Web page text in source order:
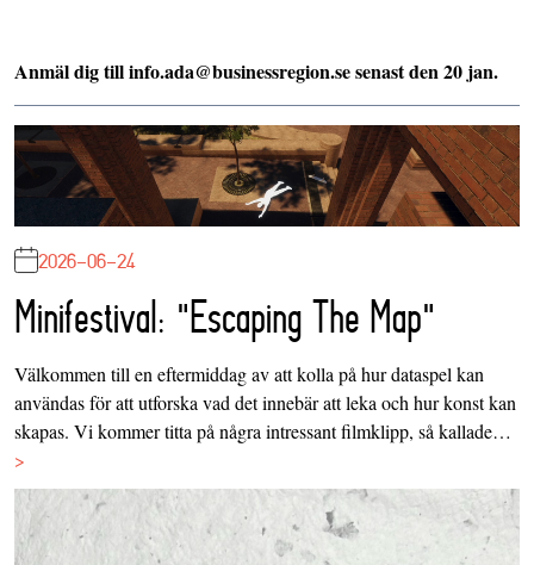
Anmäl dig till info.ada@businessregion.se senast den 20 jan.
2026-06-24
Minifestival: "Escaping The Map"
Välkommen till en eftermiddag av att kolla på hur dataspel kan
användas för att utforska vad det innebär att leka och hur konst kan
skapas. Vi kommer titta på några intressant filmklipp, så kallade…
>